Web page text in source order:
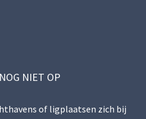
NIET OP
of ligplaatsen zich bij